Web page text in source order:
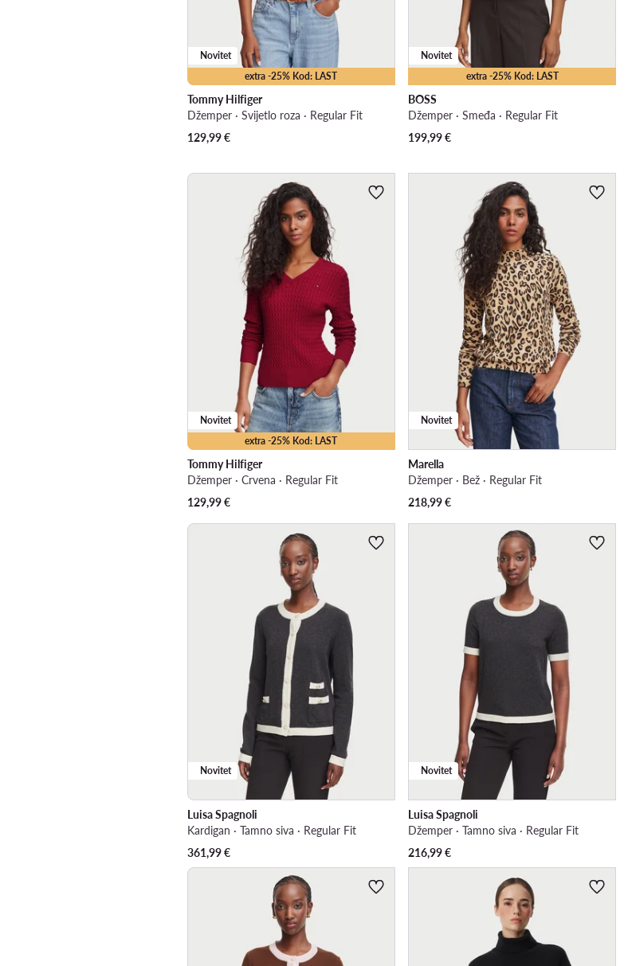
extra -25% Kod: LAST
Novitet
Tommy Hilfiger
Džemper · Svijetlo roza · Regular Fit
129,99€
extra -25% Kod: LAST
Novitet
BOSS
Džemper · Smeđa · Regular Fit
199,99€
extra -25% Kod: LAST
Novitet
Tommy Hilfiger
Džemper · Crvena · Regular Fit
129,99€
Novitet
Marella
Džemper · Bež · Regular Fit
218,99€
Novitet
Luisa Spagnoli
Kardigan · Tamno siva · Regular Fit
361,99€
Novitet
Luisa Spagnoli
Džemper · Tamno siva · Regular Fit
216,99€